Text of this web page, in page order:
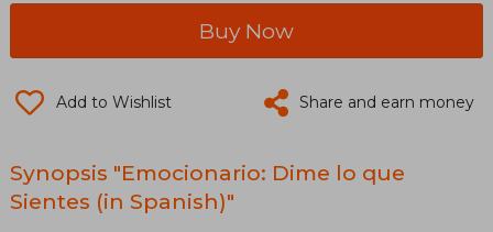
Buy Now
Add to Wishlist Share and earn money
Synopsis "Emocionario: Dime lo que
Sientes (in Spanish)"